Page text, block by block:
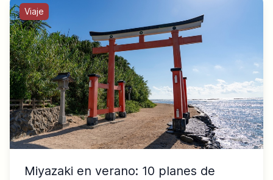
Viaje
Miyazaki en verano: 10 planes de